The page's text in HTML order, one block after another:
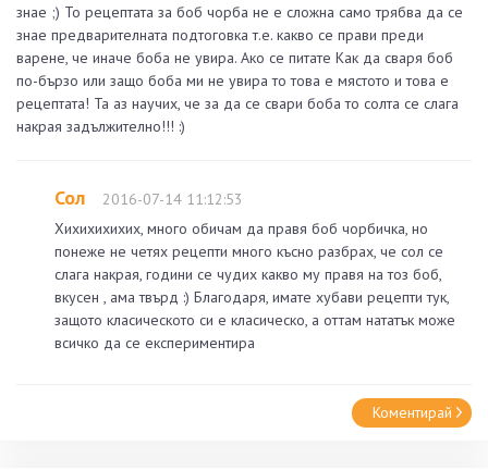
знае ;) То рецептата за боб чорба не е сложна само трябва да се
знае предварителната подтоговка т.е. какво се прави преди
варене, че иначе боба не увира. Ако се питате Как да сваря боб
по-бързо или защо боба ми не увира то това е мястото и това е
рецептата! Та аз научих, че за да се свари боба то солта се слага
накрая задължително!!! :)
Сол
2016-07-14 11:12:53
Хихихихихих, много обичам да правя боб чорбичка, но
понеже не четях рецепти много късно разбрах, че сол се
слага накрая, години се чудих какво му правя на тоз боб,
вкусен , ама твърд :) Благодаря, имате хубави рецепти тук,
защото класическото си е класическо, а оттам нататък може
всичко да се експериментира
Коментирай